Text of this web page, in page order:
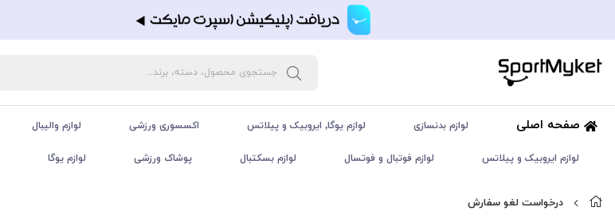
صفحه اصلی لوازم بدنسازی لوازم یوگا, ایروبیک و پیلاتس اکسسوری ورزشی لوازم والیبال
لوازم ایروبیک و پیلاتس لوازم فوتبال و فوتسال لوازم بسکتبال پوشاک ورزشی لوازم یوگا
درخواست لغو سفارش